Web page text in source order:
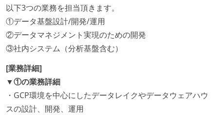
以下3つの業務を担当頂きます。
①データ基盤設計/開発/運用
②データマネジメント実現のための開発
③社内システム（分析基盤含む）
[業務詳細]
▼①の業務詳細
・GCP環境を中心にしたデータレイクやデータウェアハウ
スの設計、開発、運用